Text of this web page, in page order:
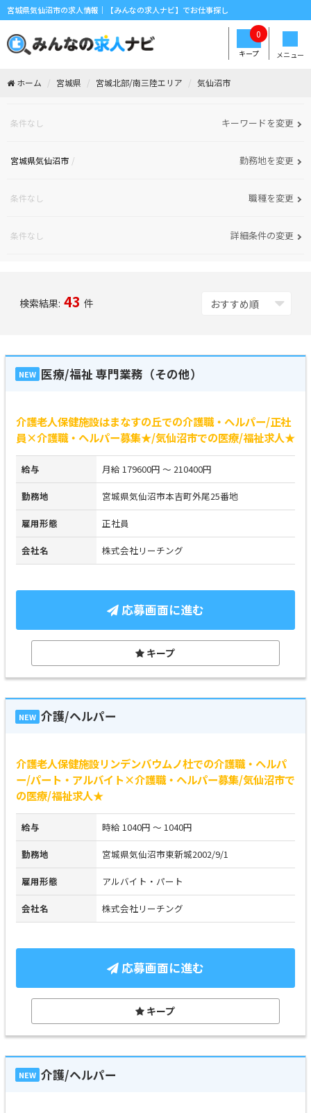
宮城県気仙沼市の求人情報｜【みんなの求人ナビ】でお仕事探し
メニュー
キープ
0
ホーム 宮城県 宮城北部/南三陸エリア 気仙沼市
条件なし キーワードを変更
宮城県気仙沼市 勤務地を変更
条件なし 職種を変更
条件なし 詳細条件の変更
検索結果: 43 件
NEW 医療/福祉 専門業務（その他）
介護老人保健施設はまなすの丘での介護職・ヘルパー/正社
員×介護職・ヘルパー募集★/気仙沼市での医療/福祉求人★
給与 月給 179600円 ～ 210400円
勤務地 宮城県気仙沼市本吉町外尾25番地
雇用形態 正社員
会社名 株式会社リーチング
応募画面に進む
キープ
NEW 介護/ヘルパー
介護老人保健施設リンデンバウムノ杜での介護職・ヘルパ
ー/パート・アルバイト×介護職・ヘルパー募集/気仙沼市で
の医療/福祉求人★
給与 時給 1040円 ～ 1040円
勤務地 宮城県気仙沼市東新城2002/9/1
雇用形態 アルバイト・パート
会社名 株式会社リーチング
応募画面に進む
キープ
NEW 介護/ヘルパー